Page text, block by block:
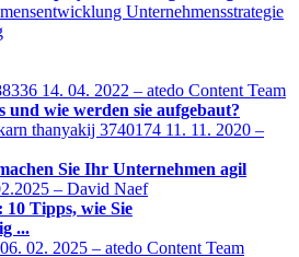
14. 04. 2022 – atedo Content Team
und wie werden sie aufgebaut?
11. 11. 2020 –
Sie Ihr Unternehmen agil
– David Naef
Tipps, wie Sie
...
06. 02. 2025 – atedo Content Team